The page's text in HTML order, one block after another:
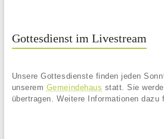
Gottesdienst im Livestream
Unsere Gottesdienste finden jeden
unserem Gemeindehaus statt. Sie
übertragen. Weitere Informationen dazu